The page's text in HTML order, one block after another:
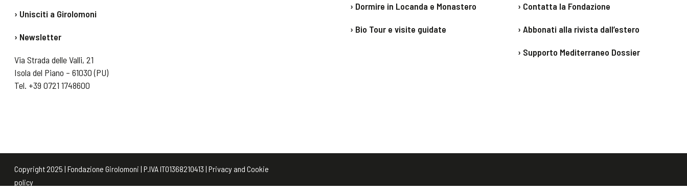
› Unisciti a Girolomoni
› Newsletter
Via Strada delle Valli, 21
Isola del Piano – 61030 (PU)
Tel. +39 0721 1748600
› Dormire in Locanda e Monastero
› Bio Tour e visite guidate
› Contatta la Fondazione
› Abbonati alla rivista dall’estero
› Supporto Mediterraneo Dossier
Copyright 2025 | Fondazione Girolomoni | P.IVA IT01368210413 | Privacy and Cookie
policy